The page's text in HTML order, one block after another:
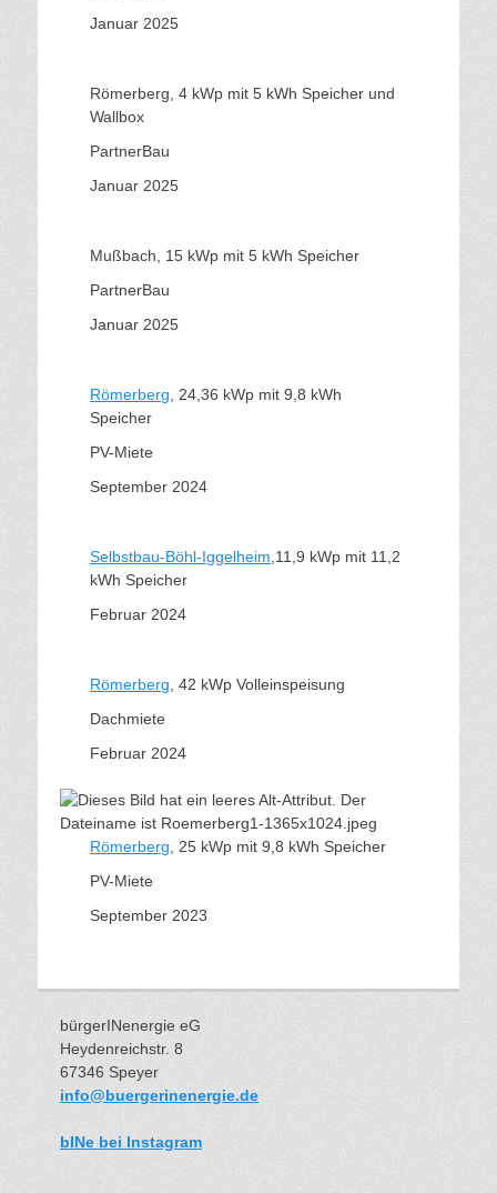
Januar 2025
Römerberg, 4 kWp mit 5 kWh Speicher und
Wallbox
PartnerBau
Januar 2025
Mußbach, 15 kWp mit 5 kWh Speicher
PartnerBau
Januar 2025
Römerberg , 24,36 kWp mit 9,8 kWh
Speicher
PV-Miete
September 2024
Selbstbau-Böhl-Iggelheim ,11,9 kWp mit 11,2
kWh Speicher
Februar 2024
Römerberg , 42 kWp Volleinspeisung
Dachmiete
Februar 2024
Römerberg , 25 kWp mit 9,8 kWh Speicher
PV-Miete
September 2023
bürgerINenergie eG
Heydenreichstr. 8
67346 Speyer
info@buergerinenergie.de
bINe bei Instagram